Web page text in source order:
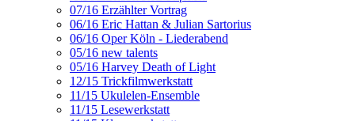
07/16 Erzählter Vortrag
06/16 Eric Hattan & Julian Sartorius
06/16 Oper Köln - Liederabend
05/16 new talents
05/16 Harvey Death of Light
12/15 Trickfilmwerkstatt
11/15 Ukulelen-Ensemble
11/15 Lesewerkstatt